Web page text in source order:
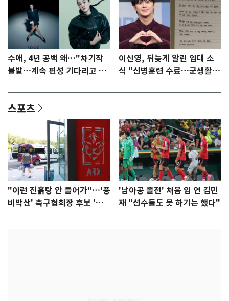
수애, 4년 공백 왜…"차기작
불발…계속 편성 기다리고 있
이신영, 뒤늦게 알린 입대 소
식 "신병훈련 수료…군생활
스포츠
"이런 진흙탕 안 들어가"…'풍
비박산' 축구협회장 후보 '실
'남아공 졸전' 처음 입 연 김민
재 "선수들도 못 하기는 했다"